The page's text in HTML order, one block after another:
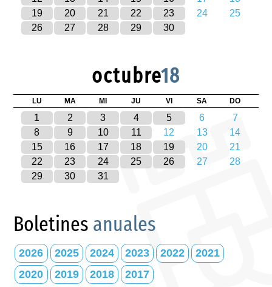
19
20 21 22 23 24
25
26
27 28 29 30
octubre18
LU MA MI JU VI SA DO
1 2 3 4 5 6
7
8
9 10 11 12 13
14
15
16 17 18 19 20
21
22
23 24 25 26 27
28
29
30 31
Boletines anuales
2026 2025 2024 2023 2022
2021
2020
2019 2018 2017